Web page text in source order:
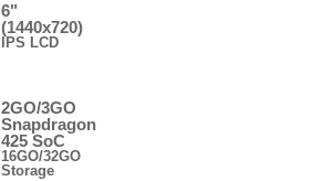
6"
(1440x720)
IPS LCD
2GO/3GO
Snapdragon
425 SoC
16GO/32GO
Storage